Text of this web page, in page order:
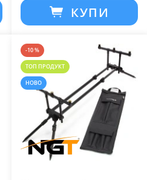
КУПИ
-10 %
ТОП ПРОДУКТ
НОВО